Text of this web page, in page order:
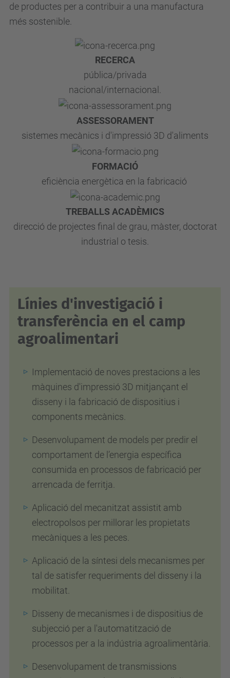
de productes per a contribuir a una manufactura
més sostenible.
RECERCA
pública/privada
nacional/internacional.
ASSESSORAMENT
sistemes mecànics i d'impressió 3D d'aliments
FORMACIÓ
eficiència energètica en la fabricació
TREBALLS ACADÈMICS
direcció de projectes final de grau, màster, doctorat
industrial o tesis.
Línies d'investigació i
transferència en el camp
agroalimentari
Implementació de noves prestacions a les
màquines d'impressió 3D mitjançant el
disseny i la fabricació de dispositius i
components mecànics.
Desenvolupament de models per predir el
comportament de l’energia específica
consumida en processos de fabricació per
arrencada de ferritja.
Aplicació del mecanitzat assistit amb
electropolsos per millorar les propietats
mecàniques a les peces.
Aplicació de la síntesi dels mecanismes per
tal de satisfer requeriments del disseny i la
mobilitat.
Disseny de mecanismes i de dispositius de
subjecció per a l'automatització de
processos per a la indústria agroalimentària.
Desenvolupament de transmissions